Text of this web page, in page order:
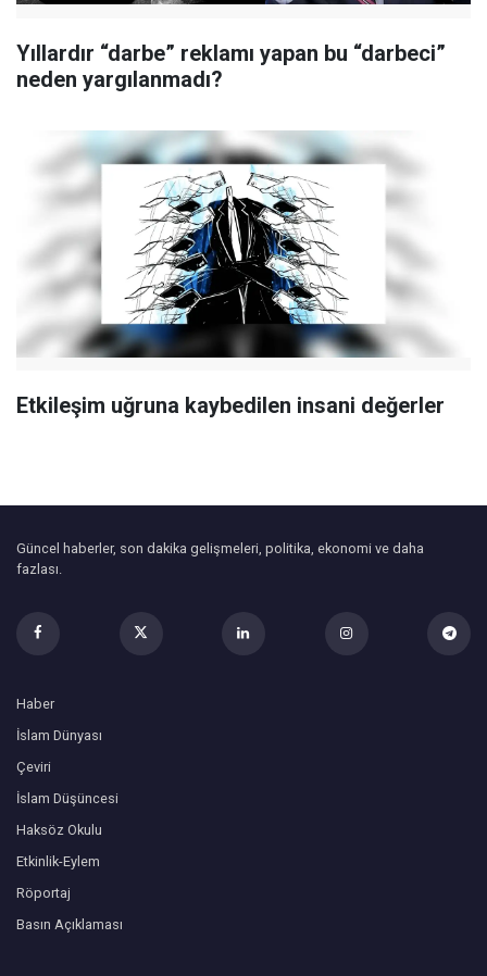
Yıllardır “darbe” reklamı yapan bu “darbeci”
neden yargılanmadı?
Etkileşim uğruna kaybedilen insani değerler
Güncel haberler, son dakika gelişmeleri, politika, ekonomi ve daha
fazlası.
Haber
İslam Dünyası
Çeviri
İslam Düşüncesi
Haksöz Okulu
Etkinlik-Eylem
Röportaj
Basın Açıklaması